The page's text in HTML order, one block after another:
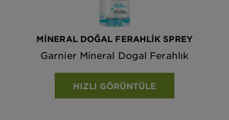
MINERAL DOĞAL FERAHLIK SPREY
Garnier Mineral Dogal Ferahlık
HIZLI GÖRÜNTÜLE